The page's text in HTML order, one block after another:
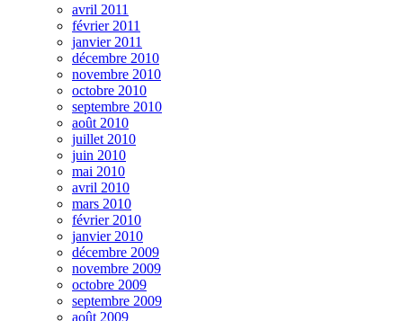
avril 2011
février 2011
janvier 2011
décembre 2010
novembre 2010
octobre 2010
septembre 2010
août 2010
juillet 2010
juin 2010
mai 2010
avril 2010
mars 2010
février 2010
janvier 2010
décembre 2009
novembre 2009
octobre 2009
septembre 2009
août 2009